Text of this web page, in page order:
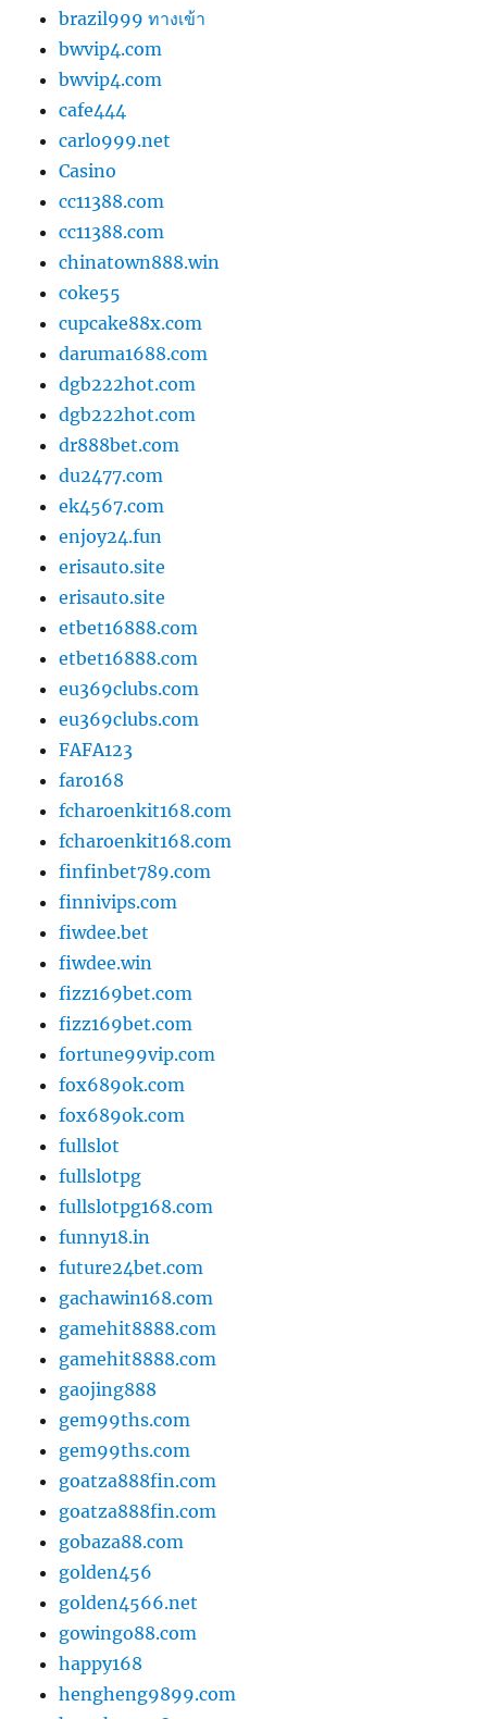
brazil999 ทางเข้า
bwvip4.com
bwvip4.com
cafe444
carlo999.net
Casino
cc11388.com
cc11388.com
chinatown888.win
coke55
cupcake88x.com
daruma1688.com
dgb222hot.com
dgb222hot.com
dr888bet.com
du2477.com
ek4567.com
enjoy24.fun
erisauto.site
erisauto.site
etbet16888.com
etbet16888.com
eu369clubs.com
eu369clubs.com
FAFA123
faro168
fcharoenkit168.com
fcharoenkit168.com
finfinbet789.com
finnivips.com
fiwdee.bet
fiwdee.win
fizz169bet.com
fizz169bet.com
fortune99vip.com
fox689ok.com
fox689ok.com
fullslot
fullslotpg
fullslotpg168.com
funny18.in
future24bet.com
gachawin168.com
gamehit8888.com
gamehit8888.com
gaojing888
gem99ths.com
gem99ths.com
goatza888fin.com
goatza888fin.com
gobaza88.com
golden456
golden4566.net
gowingo88.com
happy168
hengheng9899.com